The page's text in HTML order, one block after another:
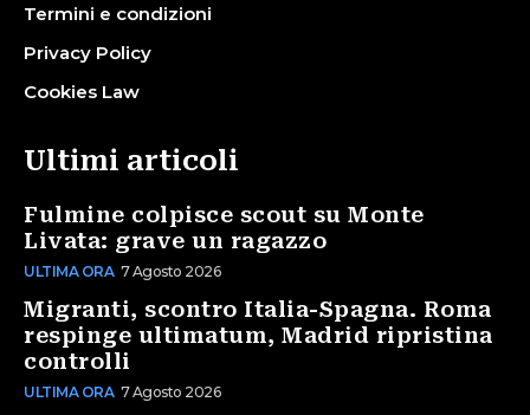
Termini e condizioni
Privacy Policy
Cookies Law
Ultimi articoli
Fulmine colpisce scout su Monte
Livata: grave un ragazzo
ULTIMA ORA 7 Agosto 2026
Migranti, scontro Italia-Spagna. Roma
respinge ultimatum, Madrid ripristina
controlli
ULTIMA ORA 7 Agosto 2026